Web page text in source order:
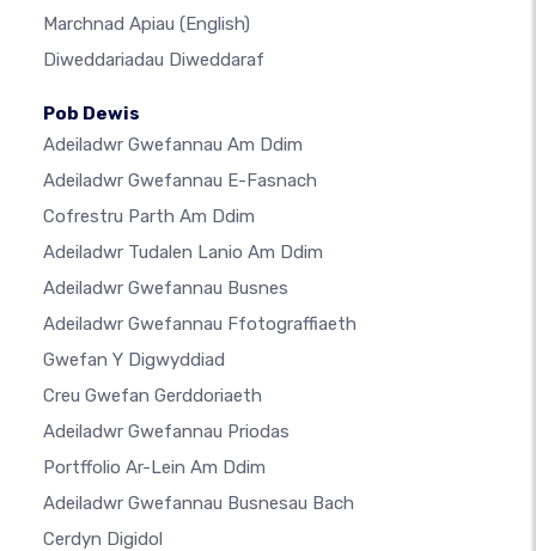
Marchnad Apiau (English)
Diweddariadau Diweddaraf
Pob Dewis
Adeiladwr Gwefannau Am Ddim
Adeiladwr Gwefannau E-Fasnach
Cofrestru Parth Am Ddim
Adeiladwr Tudalen Lanio Am Ddim
Adeiladwr Gwefannau Busnes
Adeiladwr Gwefannau Ffotograffiaeth
Gwefan Y Digwyddiad
Creu Gwefan Gerddoriaeth
Adeiladwr Gwefannau Priodas
Portffolio Ar-Lein Am Ddim
Adeiladwr Gwefannau Busnesau Bach
Cerdyn Digidol